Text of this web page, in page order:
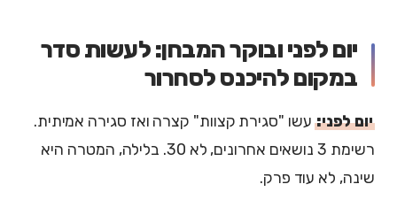
יום לפני ובוקר המבחן: לעשות סדר
במקום להיכנס לסחרור
יום לפני:עשו "סגירת קצוות" קצרה ואז סגירה אמיתית.
רשימת 3 נושאים אחרונים, לא 30. בלילה, המטרה היא
שינה, לא עוד פרק.